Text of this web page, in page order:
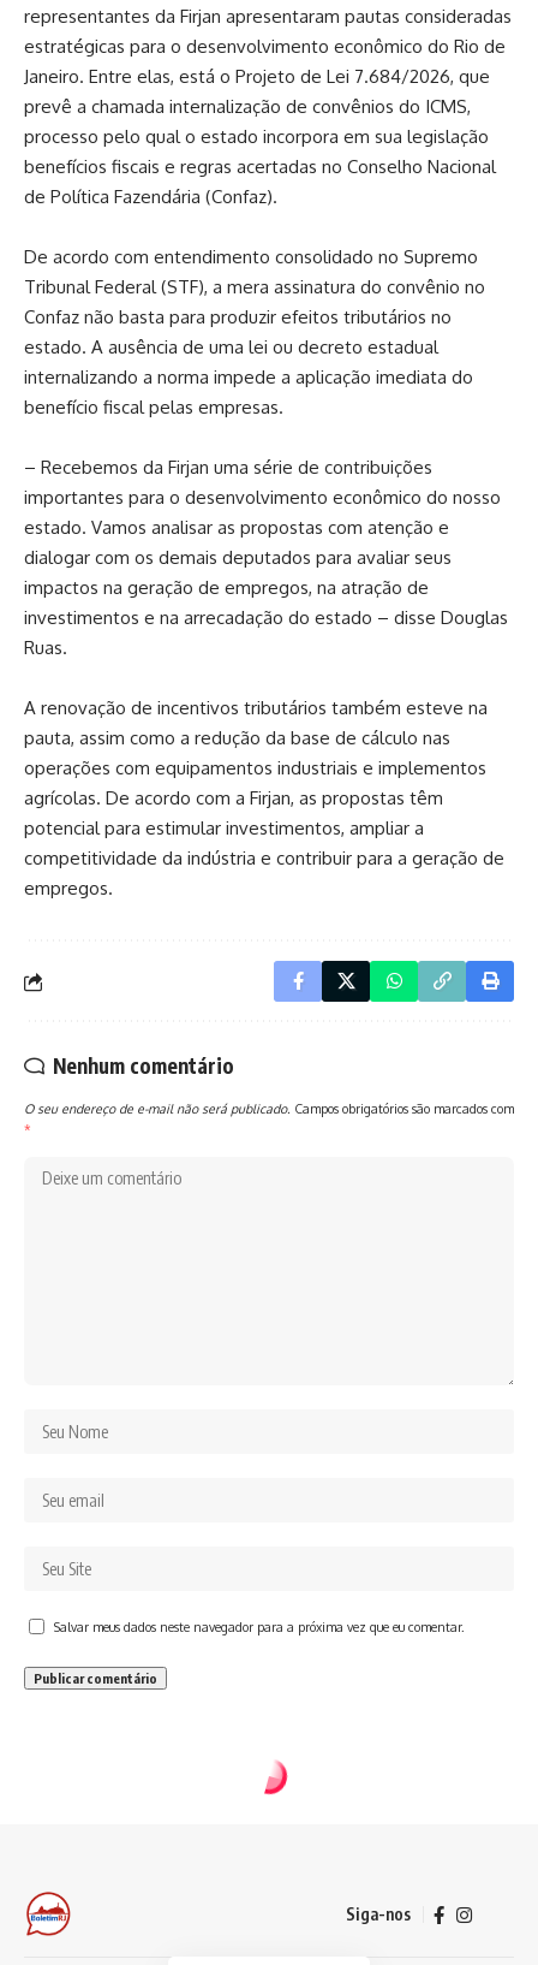
representantes da Firjan apresentaram pautas consideradas
estratégicas para o desenvolvimento econômico do Rio de
Janeiro. Entre elas, está o Projeto de Lei 7.684/2026, que
prevê a chamada internalização de convênios do ICMS,
processo pelo qual o estado incorpora em sua legislação
benefícios fiscais e regras acertadas no Conselho Nacional
de Política Fazendária (Confaz).
De acordo com entendimento consolidado no Supremo
Tribunal Federal (STF), a mera assinatura do convênio no
Confaz não basta para produzir efeitos tributários no
estado. A ausência de uma lei ou decreto estadual
internalizando a norma impede a aplicação imediata do
benefício fiscal pelas empresas.
– Recebemos da Firjan uma série de contribuições
importantes para o desenvolvimento econômico do nosso
estado. Vamos analisar as propostas com atenção e
dialogar com os demais deputados para avaliar seus
impactos na geração de empregos, na atração de
investimentos e na arrecadação do estado – disse Douglas
Ruas.
A renovação de incentivos tributários também esteve na
pauta, assim como a redução da base de cálculo nas
operações com equipamentos industriais e implementos
agrícolas. De acordo com a Firjan, as propostas têm
potencial para estimular investimentos, ampliar a
competitividade da indústria e contribuir para a geração de
empregos.
Nenhum comentário
O seu endereço de e-mail não será publicado. Campos obrigatórios são marcados com
*
Salvar meus dados neste navegador para a próxima vez que eu comentar.
Siga-nos